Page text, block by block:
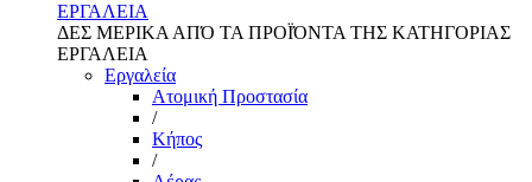
ΕΡΓΑΛΕΙΑ
ΔΕΣ ΜΕΡΙΚΑ ΑΠΌ ΤΑ ΠΡΟΪΌΝΤΑ ΤΗΣ ΚΑΤΗΓΟΡΙΑΣ
ΕΡΓΑΛΕΙΑ
Εργαλεία
Aτομική Προστασία
/
Kήπος
/